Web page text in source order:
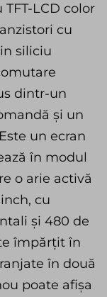
LCD color
cu
siliciu
dintr-un
și un
un ecran
în modul
o arie activă
cu
și 480 de
împărțit în
în două
poate afișa